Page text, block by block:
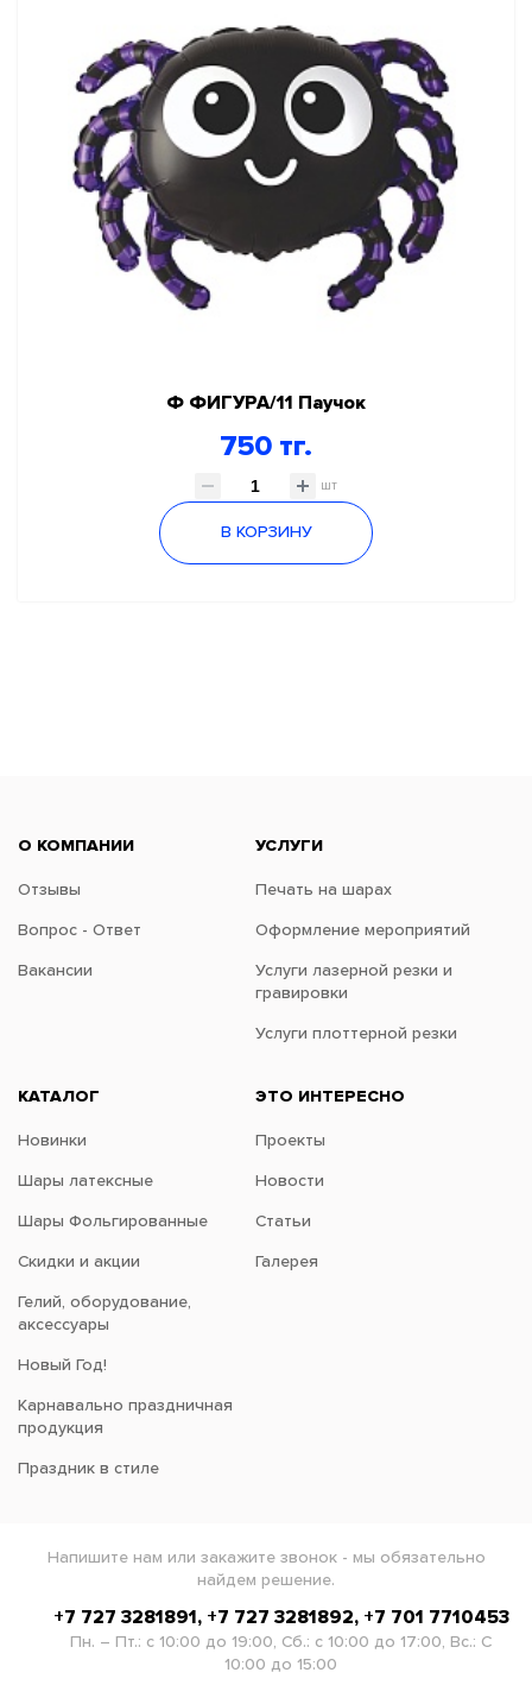
Ф ФИГУРА/11 Паучок
750 тг.
шт
В КОРЗИНУ
О КОМПАНИИ
Отзывы
Вопрос - Ответ
Вакансии
УСЛУГИ
Печать на шарах
Оформление мероприятий
Услуги лазерной резки и
гравировки
Услуги плоттерной резки
КАТАЛОГ
Новинки
Шары латексные
Шары Фольгированные
Скидки и акции
Гелий, оборудование,
аксессуары
Новый Год!
Карнавально праздничная
продукция
Праздник в стиле
ЭТО ИНТЕРЕСНО
Проекты
Новости
Статьи
Галерея
Напишите нам или закажите звонок - мы обязательно
найдем решение.
+7 727 3281891, +7 727 3281892, +7 701 7710453
Пн. – Пт.: с 10:00 до 19:00, Сб.: с 10:00 до 17:00, Вс.: С
10:00 до 15:00